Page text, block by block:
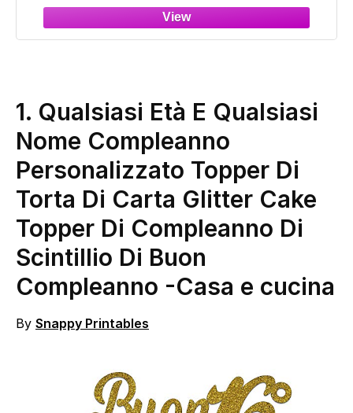
Decorazione compleanno 47 anni
1. Qualsiasi Età E Qualsiasi
Nome Compleanno
Personalizzato Topper Di
Torta Di Carta Glitter Cake
Topper Di Compleanno Di
Scintillio Di Buon
Compleanno -Casa e cucina
By Snappy Printables